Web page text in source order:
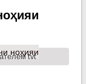
tvt
ноҳияи